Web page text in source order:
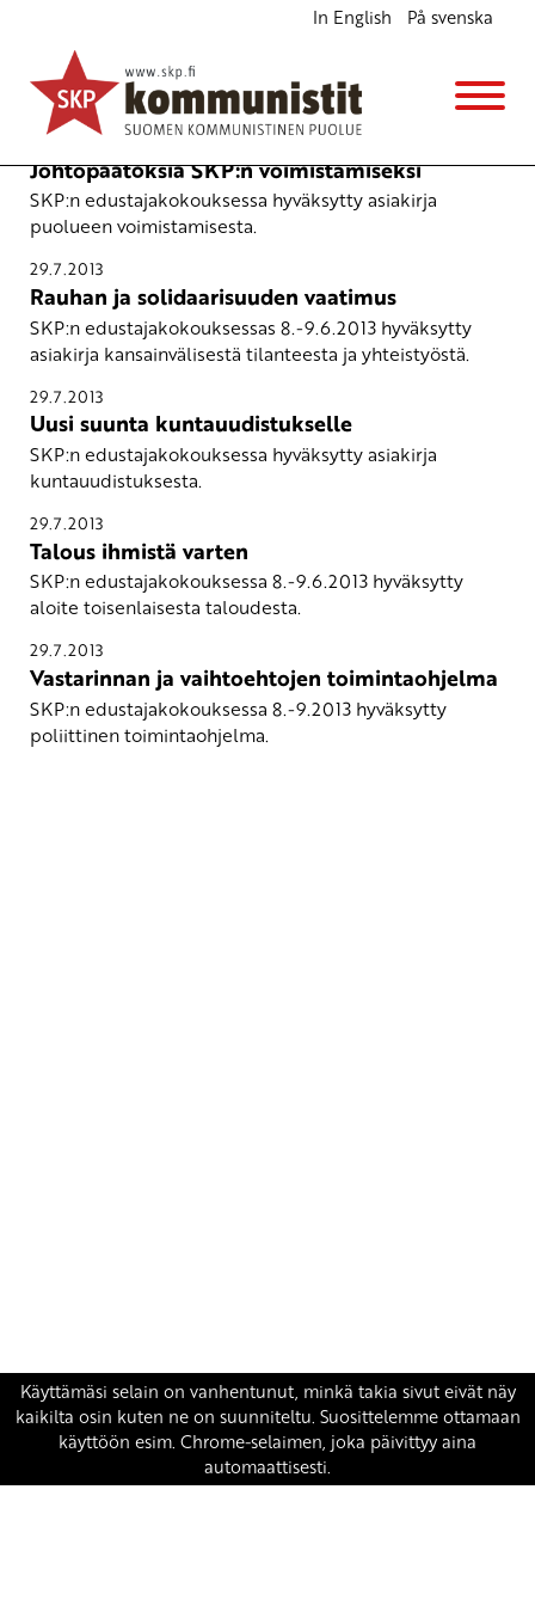
In English På svenska
Edustajakokouskausi 2013-2016
29.7.2013
Johtopäätöksiä SKP:n voimistamiseksi
SKP:n edustajakokouksessa hyväksytty asiakirja
puolueen voimistamisesta.
29.7.2013
Rauhan ja solidaarisuuden vaatimus
SKP:n edustajakokouksessas 8.-9.6.2013 hyväksytty
asiakirja kansainvälisestä tilanteesta ja yhteistyöstä.
29.7.2013
Uusi suunta kuntauudistukselle
SKP:n edustajakokouksessa hyväksytty asiakirja
kuntauudistuksesta.
29.7.2013
Talous ihmistä varten
SKP:n edustajakokouksessa 8.-9.6.2013 hyväksytty
aloite toisenlaisesta taloudesta.
29.7.2013
Vastarinnan ja vaihtoehtojen toimintaohjelma
SKP:n edustajakokouksessa 8.-9.2013 hyväksytty
poliittinen toimintaohjelma.
Puh: 045 7834 1346
Sähköposti:skp @skp.fi